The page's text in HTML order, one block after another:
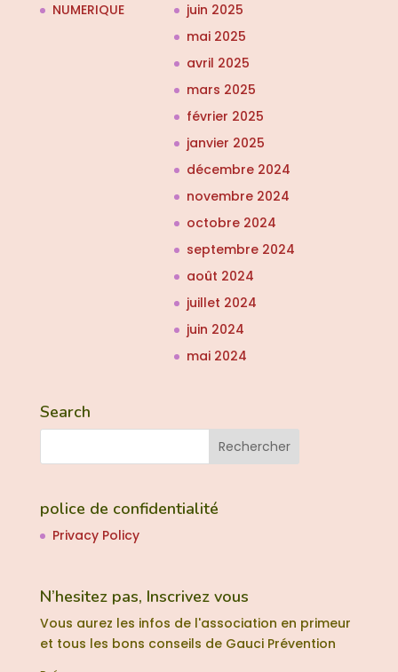
NUMERIQUE
juin 2025
mai 2025
avril 2025
mars 2025
février 2025
janvier 2025
décembre 2024
novembre 2024
octobre 2024
septembre 2024
août 2024
juillet 2024
juin 2024
mai 2024
Search
police de confidentialité
Privacy Policy
N’hesitez pas, Inscrivez vous
Vous aurez les infos de l'association en primeur
et tous les bons conseils de Gauci Prévention